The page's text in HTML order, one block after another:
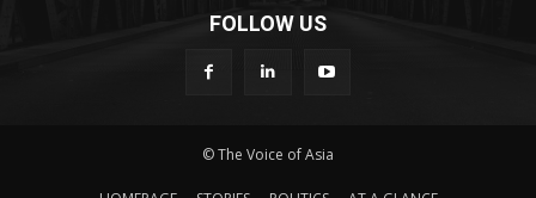
FOLLOW US
© The Voice of Asia